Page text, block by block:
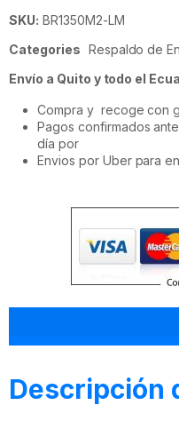
SKU: BR1350M2-LM
Categories Respaldo de
Envío a Quito y todo el
Compra y recoge con
Pagos confirmados
día por
Envios por Uber para
Descripción